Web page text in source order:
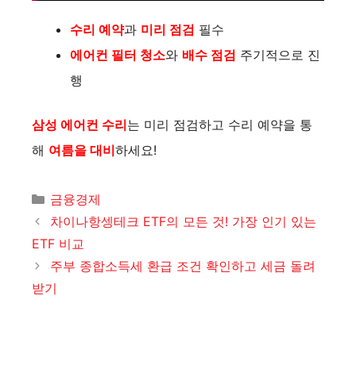
수리 예약과 미리 점검 필수
에어컨 필터 청소와 배수 점검 주기적으로 진
행
삼성 에어컨 수리는 미리 점검하고 수리 예약을 통
해 여름을 대비하세요!
카
테
고
금융경제
차이나항셍테크 ETF의 모든 것! 가장 인기 있는
ETF 비교
주부 종합소득세 환급 조건 확인하고 세금 돌려
받기